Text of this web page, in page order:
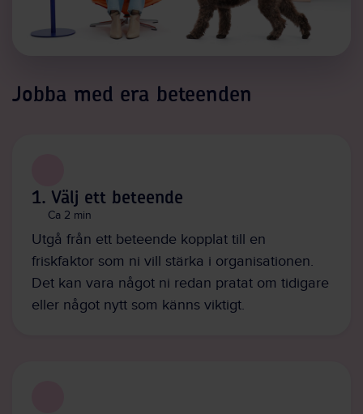
Jobba med era beteenden
1. Välj ett beteende
Ca 2 min
Utgå från ett beteende kopplat till en
friskfaktor som ni vill stärka i organisationen.
Det kan vara något ni redan pratat om tidigare
eller något nytt som känns viktigt.